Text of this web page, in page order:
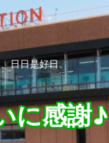
日日是好日。
に感謝♪